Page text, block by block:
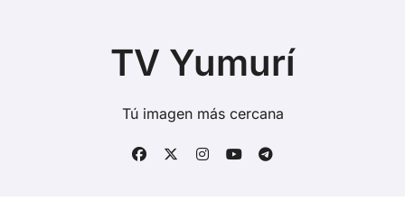
TV Yumurí
Tú imagen más cercana